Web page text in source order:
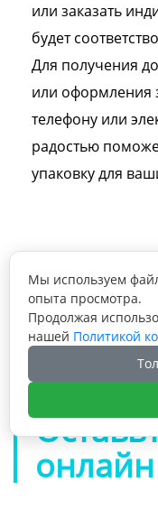
или заказать
будет
Для получения
или оформления
телефону или
радостью
упаковку для

Предыдущая статья:
для
роскошная
клапаном
Следующая статья: Пустая
упаковка для
Бумажная крышка
индивидуальным
онлайн
Мы используем
опыта просмотра.
Продолжая
нашей Политикой